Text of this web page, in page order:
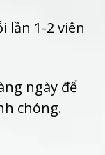
lần 1-2 viên
ngày để
chóng.